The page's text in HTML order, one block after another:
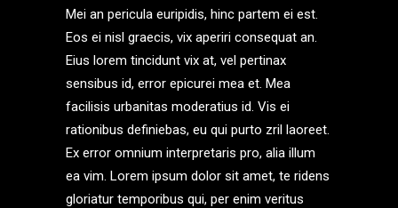
Mei an pericula euripidis, hinc partem ei est.
Eos ei nisl graecis, vix aperiri consequat an.
Eius lorem tincidunt vix at, vel pertinax
sensibus id, error epicurei mea et. Mea
facilisis urbanitas moderatius id. Vis ei
rationibus definiebas, eu qui purto zril laoreet.
Ex error omnium interpretaris pro, alia illum
ea vim. Lorem ipsum dolor sit amet, te ridens
gloriatur temporibus qui, per enim veritus